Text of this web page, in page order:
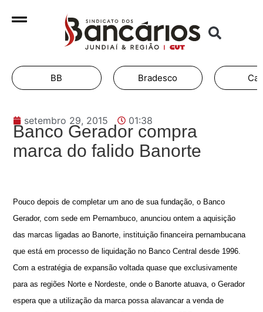
BB Bradesco
setembro 29, 2015 01:38
Banco Gerador compra
marca do falido Banorte
Pouco depois de completar um ano de sua fundação, o Banco
Gerador, com sede em Pernambuco, anunciou ontem a aquisição
das marcas ligadas ao Banorte, instituição financeira pernambucana
que está em processo de liquidação no Banco Central desde 1996.
Com a estratégia de expansão voltada quase que exclusivamente
para as regiões Norte e Nordeste, onde o Banorte atuava, o Gerador
espera que a utilização da marca possa alavancar a venda de